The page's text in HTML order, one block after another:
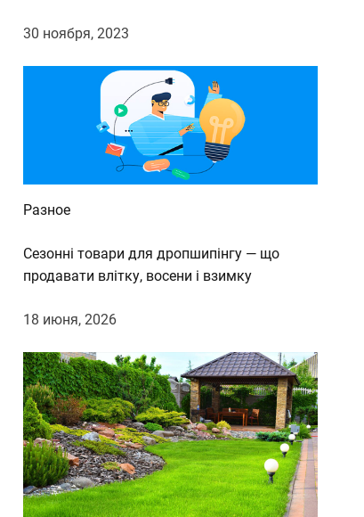
30 ноября, 2023
Разное
Сезонні товари для дропшипінгу — що
продавати влітку, восени і взимку
18 июня, 2026